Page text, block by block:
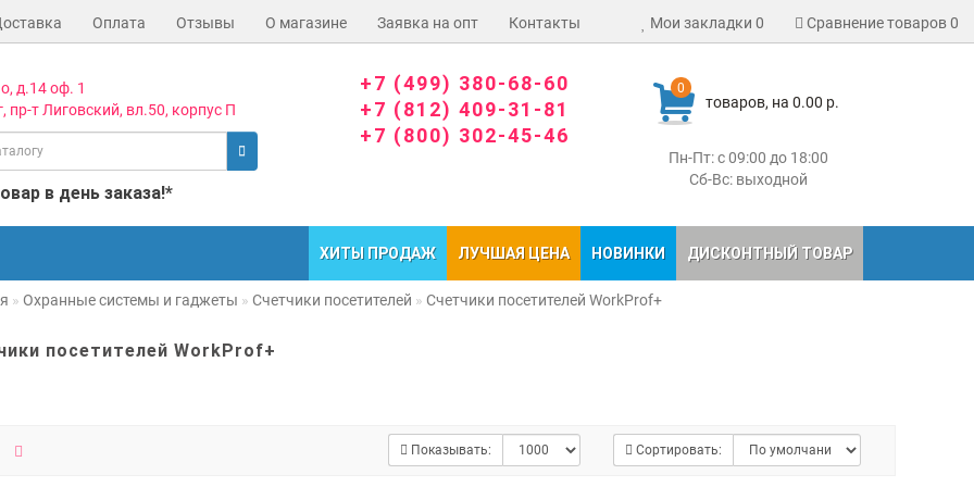
Оплата Отзывы О магазине Заявка на опт Контакты Мои закладки 0 Сравнение товаров0
0
товаров, на 0.00 р.
Пн-Пт: с 09:00 до 18:00
Сб-Вс: выходной
д.14 оф. 1
пр-т Лиговский, вл.50, корпус П
в день заказа!*
+7 (499) 380-68-60
+7 (812) 409-31-81
+7 (800) 302-45-46
ХИТЫ ПРОДАЖ ЛУЧШАЯ ЦЕНА НОВИНКИ ДИСКОНТНЫЙ ТОВАР
Охранные системы и гаджеты Счетчики посетителей Счетчики посетителей WorkProf+
посетителей WorkProf+
Сортировать:
Показывать: